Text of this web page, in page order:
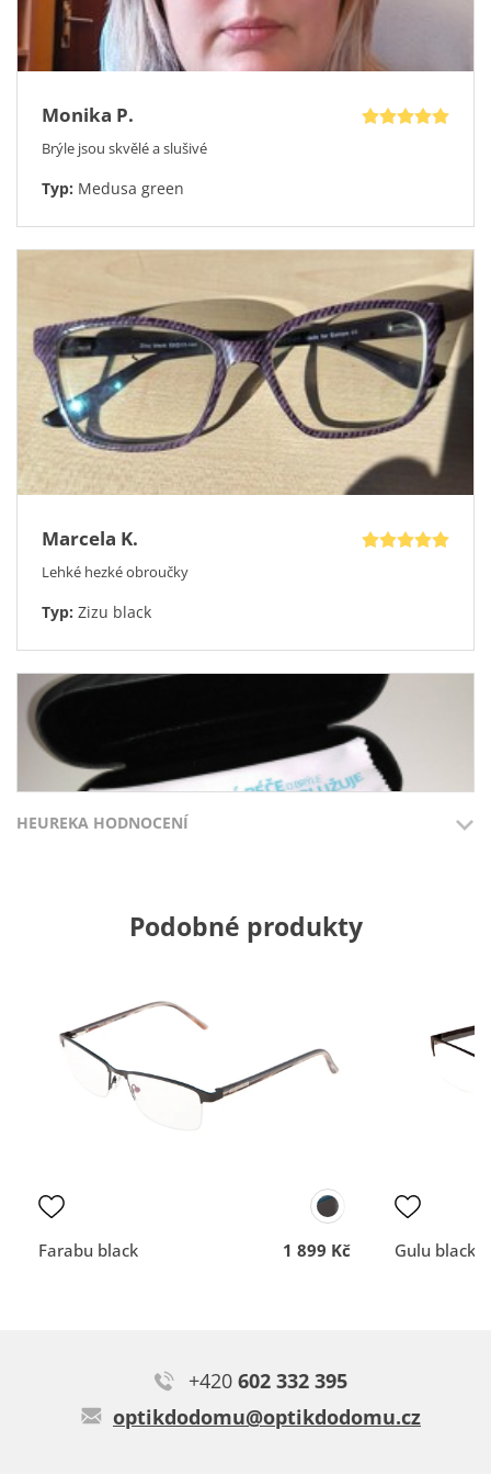
Monika P.
Brýle jsou skvělé a slušivé
Typ: Medusa green
Marcela K.
Lehké hezké obroučky
Typ: Zizu black
Typ:Acamar black
Všechny brýle z Optika do domu se mi líbí. Jinou optiku
nehledám. Jsem velmi spokojená. Mám již několikaté.
HEUREKA HODNOCENÍ
Přidáno 3.8.2026
nemám
DOPORUČUJE OBCHOD
Kvalita
komunikace
Podobné produkty
Farabu black 1 899 Kč Gulu black
+420 602 332 395
optikdodomu@optikdodomu.cz